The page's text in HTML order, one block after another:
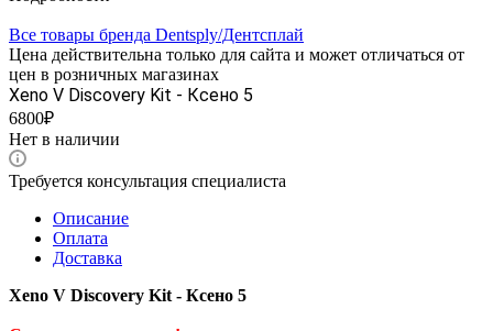
Все товары бренда Dentsply/Дентcплай
Цена действительна только для сайта и может отличаться от
цен в розничных магазинах
Xeno V Discovery Kit - Ксено 5
6800₽
Нет в наличии
Требуется консультация специалиста
Описание
Оплата
Доставка
Xeno V Discovery Kit - Ксено 5